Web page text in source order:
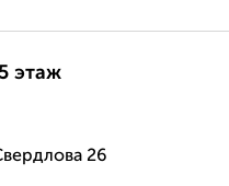
этаж
26